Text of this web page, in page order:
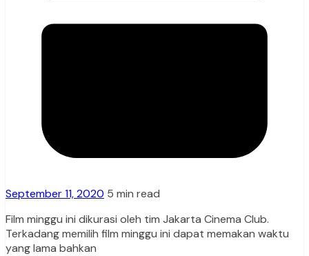
September 11, 2020 5 min read
Film minggu ini dikurasi oleh tim Jakarta Cinema Club.
Terkadang memilih film minggu ini dapat memakan waktu
yang lama bahkan